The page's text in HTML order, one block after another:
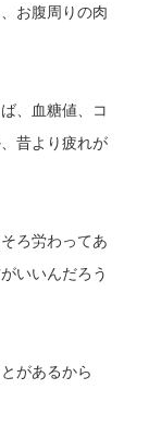
お腹周りの肉
、血糖値、コ
昔より疲れが
ろ労わってあ
いいんだろう
があるから